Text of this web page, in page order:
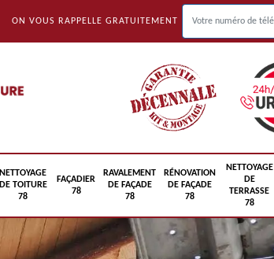
ON VOUS RAPPELLE GRATUITEMENT
NETTOYAGE
DE TOITURE
78
FAÇADIER
78
RAVALEMENT
DE FAÇADE
78
RÉNOVATION
DE FAÇADE
78
NETTOYAGE
DE
TERRASSE
78